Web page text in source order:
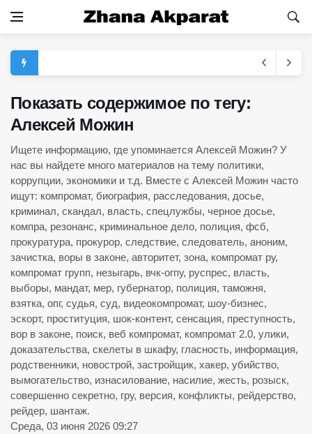
Показать содержимое по тегу:
Алексей Можин
Ищете информацию, где упоминается Алексей Можин? У
нас вы найдете много материалов на тему политики,
коррупции, экономики и т.д. Вместе с Алексей Можин часто
ищут: компромат, биография, расследования, досье,
криминал, скандал, власть, спецлужбы, черное досье,
компра, резонанс, криминальное дело, полиция, фсб,
прокуратура, прокурор, следствие, следователь, аноним,
зачистка, воры в законе, авторитет, зона, компромат ру,
компромат групп, незыгарь, вчк-огпу, руспрес, власть,
выборы, мандат, мер, губернатор, полиция, таможня,
взятка, опг, судья, суд, видеокомпромат, шоу-бизнес,
эскорт, проституция, шок-контент, сенсация, преступность,
вор в законе, поиск, веб компромат, компромат 2.0, улики,
доказательства, скелеты в шкафу, гласность, информация,
родственники, новострой, застройщик, хакер, убийство,
вымогательство, изнасилование, насилие, жесть, розыск,
совершенно секретно, гру, версия, конфликты, рейдерство,
рейдер, шантаж.
Среда, 03 июня 2026 09:27